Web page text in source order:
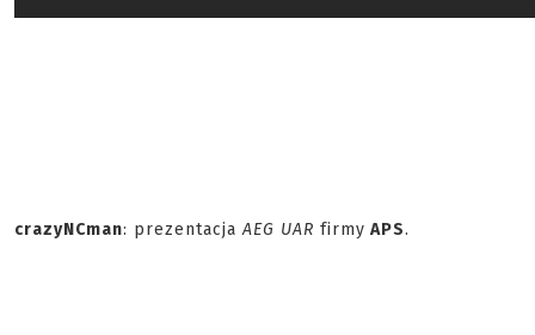
crazyNCman: prezentacjaAEG UAR firmy APS.